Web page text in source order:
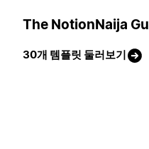
The NotionNaija
30개 템플릿 둘러보기